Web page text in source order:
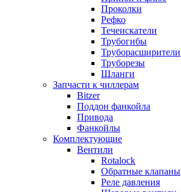
Проколки
Рефко
Течеискатели
Трубогибы
Труборасширители
Труборезы
Шланги
Запчасти к чиллерам
Bitzer
Поддон фанкойла
Привода
Фанкойлы
Комплектующие
Вентили
Rotalock
Обратные клапаны
Реле давления